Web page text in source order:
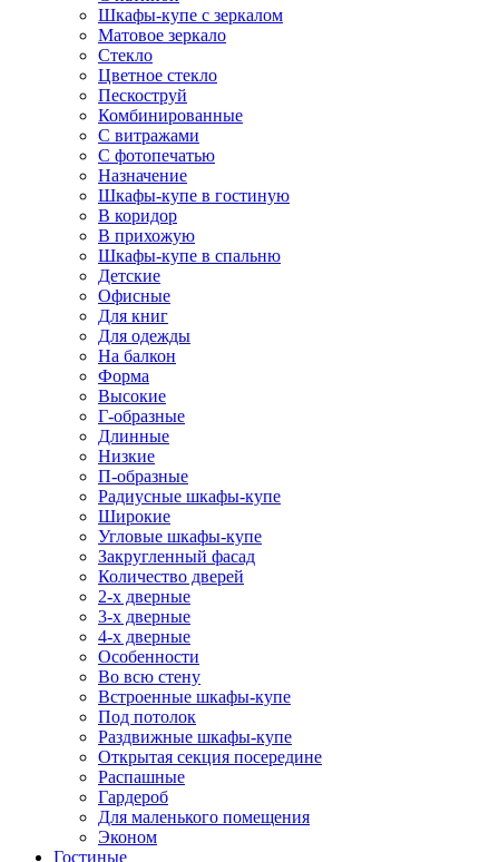
Шкафы-купе с зеркалом
Матовое зеркало
Стекло
Цветное стекло
Пескоструй
Комбинированные
С витражами
С фотопечатью
Назначение
Шкафы-купе в гостиную
В коридор
В прихожую
Шкафы-купе в спальню
Детские
Офисные
Для книг
Для одежды
На балкон
Форма
Высокие
Г-образные
Длинные
Низкие
П-образные
Радиусные шкафы-купе
Широкие
Угловые шкафы-купе
Закругленный фасад
Количество дверей
2-х дверные
3-х дверные
4-х дверные
Особенности
Во всю стену
Встроенные шкафы-купе
Под потолок
Раздвижные шкафы-купе
Открытая секция посередине
Распашные
Гардероб
Для маленького помещения
Эконом
Гостиные